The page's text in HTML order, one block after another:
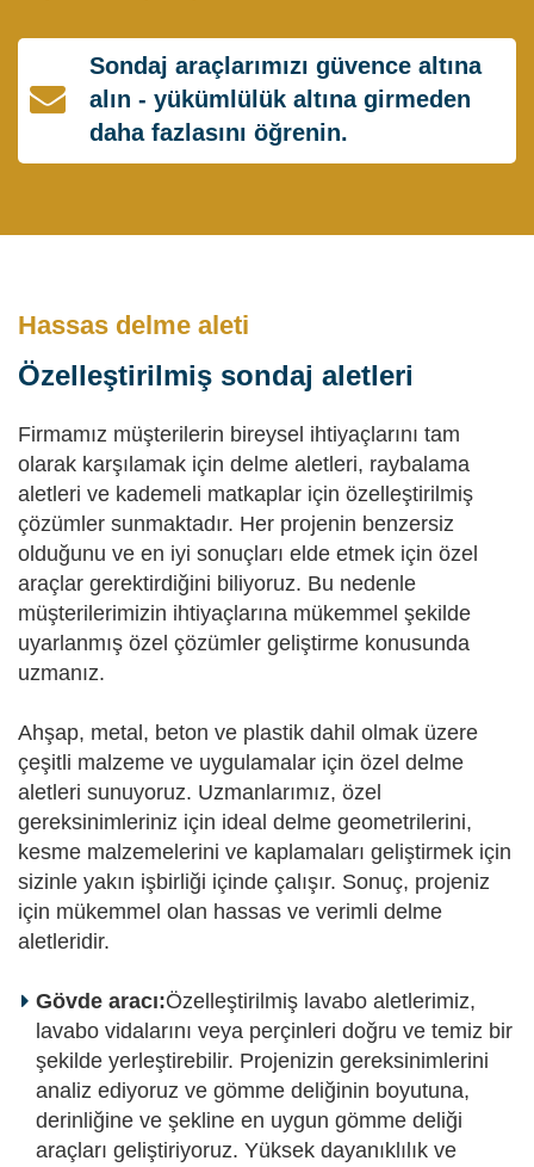
Sondaj araçlarımızı güvence altına
alın - yükümlülük altına girmeden
daha fazlasını öğrenin.
Hassas delme aleti
Özelleştirilmiş sondaj aletleri
Firmamız müşterilerin bireysel ihtiyaçlarını tam
olarak karşılamak için delme aletleri, raybalama
aletleri ve kademeli matkaplar için özelleştirilmiş
çözümler sunmaktadır. Her projenin benzersiz
olduğunu ve en iyi sonuçları elde etmek için özel
araçlar gerektirdiğini biliyoruz. Bu nedenle
müşterilerimizin ihtiyaçlarına mükemmel şekilde
uyarlanmış özel çözümler geliştirme konusunda
uzmanız.
Ahşap, metal, beton ve plastik dahil olmak üzere
çeşitli malzeme ve uygulamalar için özel delme
aletleri sunuyoruz. Uzmanlarımız, özel
gereksinimleriniz için ideal delme geometrilerini,
kesme malzemelerini ve kaplamaları geliştirmek için
sizinle yakın işbirliği içinde çalışır. Sonuç, projeniz
için mükemmel olan hassas ve verimli delme
aletleridir.
Gövde aracı:Özelleştirilmiş lavabo aletlerimiz,
lavabo vidalarını veya perçinleri doğru ve temiz bir
şekilde yerleştirebilir. Projenizin gereksinimlerini
analiz ediyoruz ve gömme deliğinin boyutuna,
derinliğine ve şekline en uygun gömme deliği
araçları geliştiriyoruz. Yüksek dayanıklılık ve